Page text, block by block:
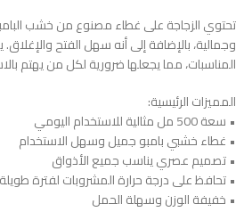
تحتوي الزجاجة على غطاء مصنوع من خشب
وجمالية، بالإضافة إلى أنه سهل الفتح
المناسبات، مما يجعلها ضرورية لكل من يهتم
المميزات الرئيسية:
• سعة 500 مل مثالية للاستخدام اليومي
• غطاء خشبي بامبو جميل وسهل الاستخدام
• تصميم عصري يناسب جميع الأذواق
• تحافظ على درجة حرارة المشروبات لفترة طويلة
• خفيفة الوزن وسهلة الحمل